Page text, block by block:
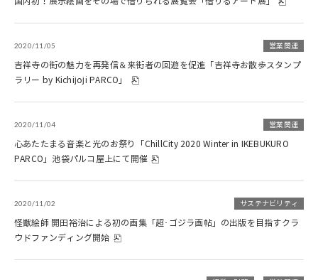
2020/11/05 営業関連
吉祥寺の街の魅力を再発信＆来街者の回遊を促進「吉祥寺お散歩スタンプ
ラリー by Kichijoji PARCO」
2020/11/04 営業関連
心あたたまる音楽と光のお祭り「ChillCity 2020 Winter in IKEBUKURO
PARCO」池袋パルコ屋上にて開催
2020/11/02 サステナビリティ
怪獣絵師 開田裕治による初の画集「超･ゴジラ画帖」の出版を目指すクラ
ウドファンディング開始